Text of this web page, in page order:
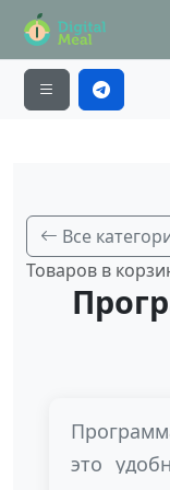
Все
Товаров в
это